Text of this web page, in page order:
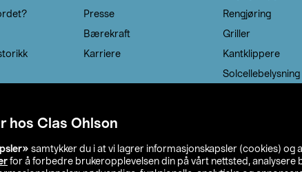
hos Clas Ohlson
samtykker du i at vi lagrer informasjonskapsler (cookies) og
for å forbedre brukeropplevelsen din på vårt nettsted, analysere
Presse
Bærekraft
Karriere
Rengjøring
Griller
Kantklippere
Solcellebelysning